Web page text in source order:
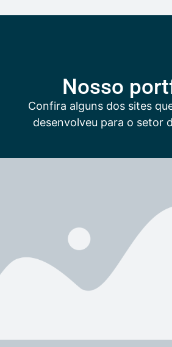
Nosso
Confira alguns dos sites
desenvolveu para o setor